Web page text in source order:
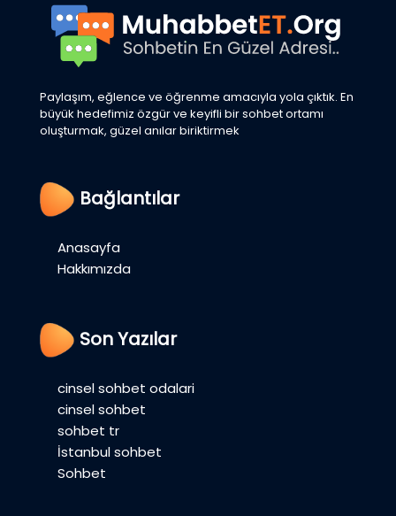
Paylaşım, eğlence ve öğrenme amacıyla yola çıktık. En
büyük hedefimiz özgür ve keyifli bir sohbet ortamı
oluşturmak, güzel anılar biriktirmek
Bağlantılar
Anasayfa
Hakkımızda
Son Yazılar
cinsel sohbet odalari
cinsel sohbet
sohbet tr
İstanbul sohbet
Sohbet